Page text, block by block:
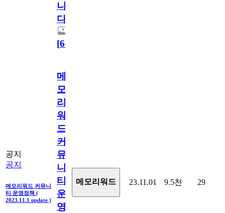
니
다.
[64
공지
공지
메모리워드 커뮤니
티 운영정책 (
2023.11.1 update )
메
모
리
워
드
커
뮤
니
티
운
영
메모리워드 23.11.01 9.5천 29